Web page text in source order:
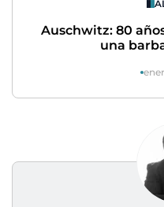
Auschwitz: 80
una